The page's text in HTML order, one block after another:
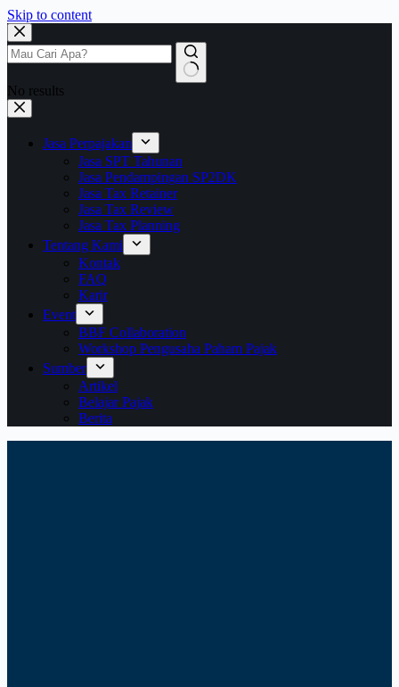
Skip to content
No results
Jasa Perpajakan
Jasa SPT Tahunan
Jasa Pendampingan SP2DK
Jasa Tax Retainer
Jasa Tax Review
Jasa Tax Planning
Tentang Kami
Kontak
FAQ
Karir
Event
BBF Collaboration
Workshop Pengusaha Paham Pajak
Sumber
Artikel
Belajar Pajak
Berita